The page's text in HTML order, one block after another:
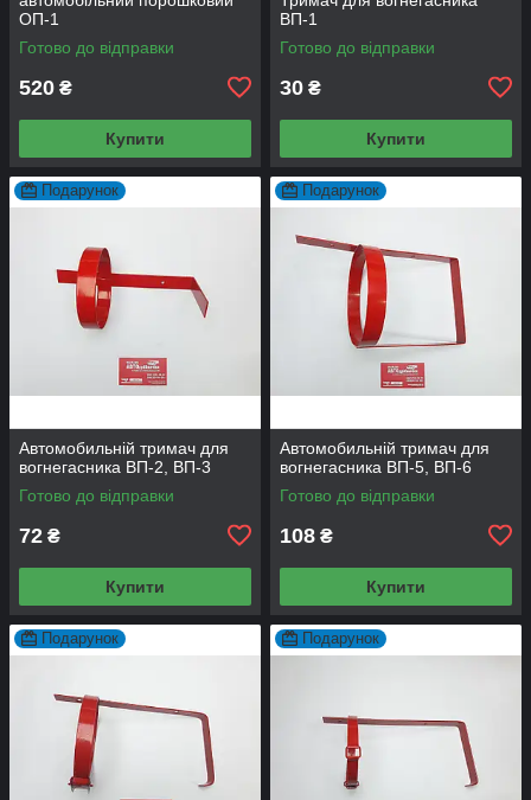
ОП-1
Готово до відправки
520 ₴
Купити
ВП-1
Готово до відправки
30 ₴
Купити
Подарунок
Автомобильній тримач для
вогнегасника ВП-2, ВП-3
Готово до відправки
72 ₴
Купити
Подарунок
Автомобильній тримач для
вогнегасника ВП-5, ВП-6
Готово до відправки
108 ₴
Купити
Подарунок Подарунок